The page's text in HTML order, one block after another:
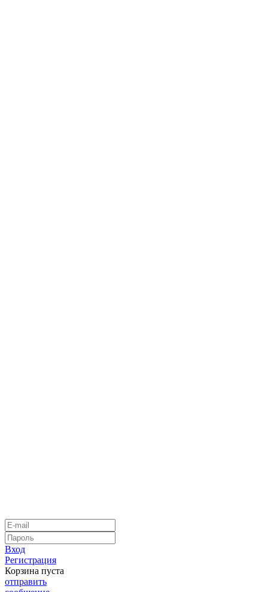
Вход
Регистрация
Корзина пуста
отправить